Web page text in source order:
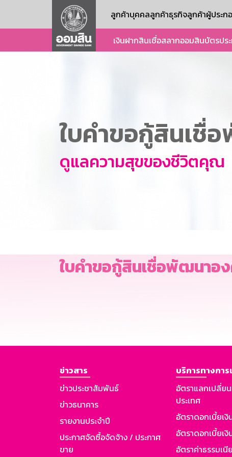
ลูกค้าบุคคลลูกค้าธุรกิจลูกค้าผู้ประก
เงินฝากสินเชื่อสลากออมสินบัตรปร
ใบคำขอกู้สินเชื่
ดูแลความสุขของชีวิตคุณ
ใบคำขอกู้สินเชื่อพัฒนาอ
ข่าวสาร
ข่าวประชาสัมพันธ์
ข่าวธนาคาร
รายงานประจำปี
ประกาศจัดซื้อจัดจ้าง / ประกาศ
ขาย
บริการทางการ
อัตราแลกเปลี่ย
ประเทศ
อัตราดอกเบี้ยเงิ
อัตราดอกเบี้ยเงิ
อัตราค่าธรรมเนี